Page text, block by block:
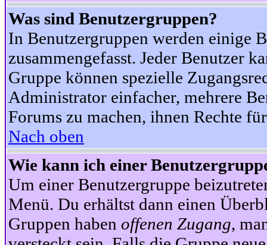
Was sind Benutzergruppen?
In Benutzergruppen werden einige
zusammengefasst. Jeder Benutzer
Gruppe können spezielle
Administrator einfacher, mehrere
Forums zu machen, ihnen Rechte
Nach oben
Wie kann ich einer
Um einer Benutzergruppe
Menü. Du erhältst dann einen
Gruppen haben offenen Zugang,